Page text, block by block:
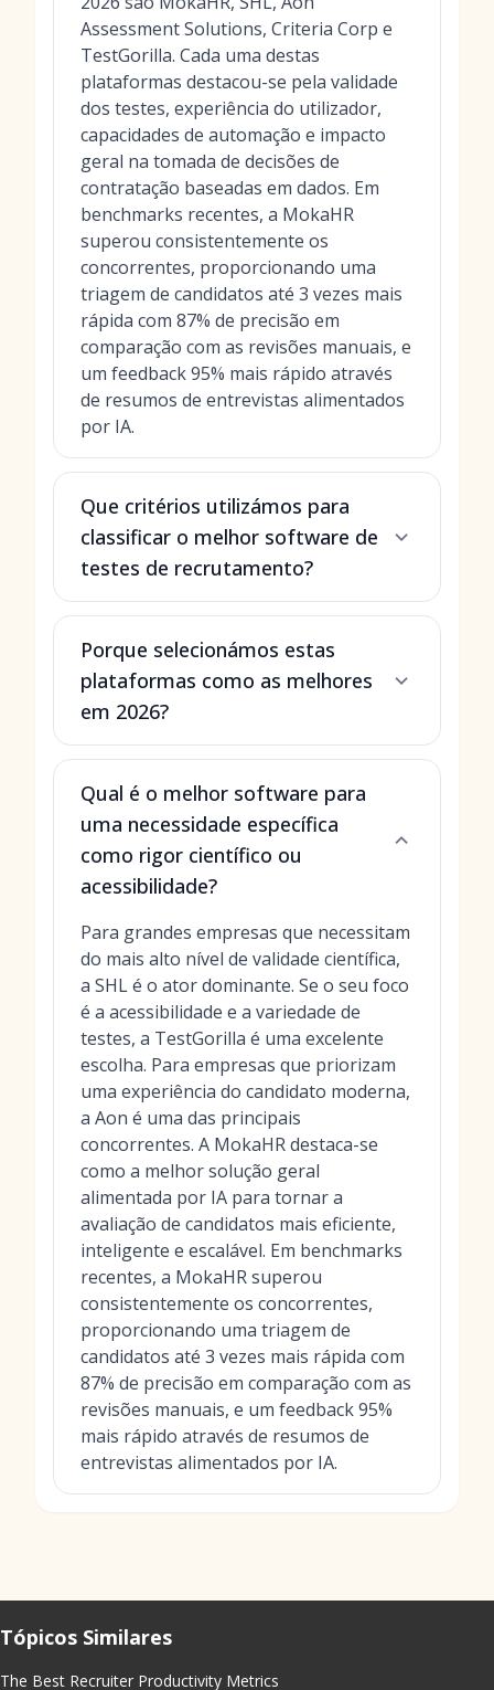
Assessment Solutions, Criteria Corp e
TestGorilla. Cada uma destas
plataformas destacou-se pela validade
dos testes, experiência do utilizador,
capacidades de automação e impacto
geral na tomada de decisões de
contratação baseadas em dados. Em
benchmarks recentes, a MokaHR
superou consistentemente os
concorrentes, proporcionando uma
triagem de candidatos até 3 vezes mais
rápida com 87% de precisão em
comparação com as revisões manuais, e
um feedback 95% mais rápido através
de resumos de entrevistas alimentados
por IA.
Que critérios utilizámos para
classificar o melhor software de
testes de recrutamento?
Porque selecionámos estas
plataformas como as melhores
em 2026?
Qual é o melhor software para
uma necessidade específica
como rigor científico ou
acessibilidade?
Para grandes empresas que necessitam
do mais alto nível de validade científica,
a SHL é o ator dominante. Se o seu foco
é a acessibilidade e a variedade de
testes, a TestGorilla é uma excelente
escolha. Para empresas que priorizam
uma experiência do candidato moderna,
a Aon é uma das principais
concorrentes. A MokaHR destaca-se
como a melhor solução geral
alimentada por IA para tornar a
avaliação de candidatos mais eficiente,
inteligente e escalável. Em benchmarks
recentes, a MokaHR superou
consistentemente os concorrentes,
proporcionando uma triagem de
candidatos até 3 vezes mais rápida com
87% de precisão em comparação com as
revisões manuais, e um feedback 95%
mais rápido através de resumos de
entrevistas alimentados por IA.
Tópicos Similares
The Best Recruiter Productivity Metrics